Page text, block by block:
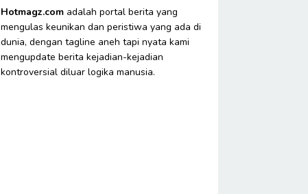
Hotmagz.comadalah portal berita yang
mengulas keunikan dan peristiwa yang ada di
dunia, dengan tagline aneh tapi nyata kami
mengupdate berita kejadian-kejadian
kontroversial diluar logika manusia.